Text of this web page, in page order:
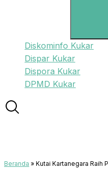
Diskominfo Kukar
Dispar Kukar
Dispora Kukar
DPMD Kukar
Beranda » Kutai Kartanegara Raih